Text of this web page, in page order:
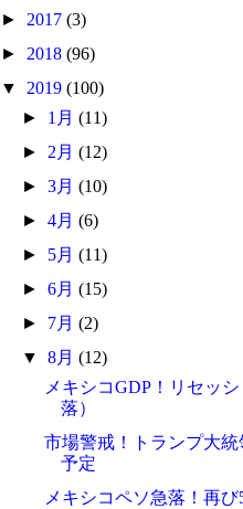
► 2017 (3)
► 2018 (96)
▼ 2019 (100)
► 1月(11)
► 2月(12)
►3月(10)
►4月(6)
► 5月(11)
►6月(15)
► 7月(2)
▼8月(12)
メキシコGDP！リセッ
落）
市場警戒！トランプ大
予定
メキシコペソ急落！再